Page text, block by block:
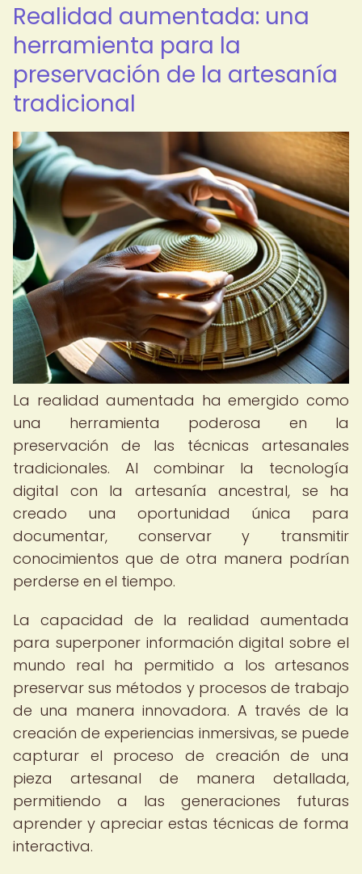
Realidad aumentada: una
herramienta para la
preservación de la artesanía
tradicional
La realidad aumentada ha emergido como
una herramienta poderosa en la
preservación de las técnicas artesanales
tradicionales. Al combinar la tecnología
digital con la artesanía ancestral, se ha
creado una oportunidad única para
documentar, conservar y transmitir
conocimientos que de otra manera podrían
perderse en el tiempo.
La capacidad de la realidad aumentada
para superponer información digital sobre el
mundo real ha permitido a los artesanos
preservar sus métodos y procesos de trabajo
de una manera innovadora. A través de la
creación de experiencias inmersivas, se puede
capturar el proceso de creación de una
pieza artesanal de manera detallada,
permitiendo a las generaciones futuras
aprender y apreciar estas técnicas de forma
interactiva.